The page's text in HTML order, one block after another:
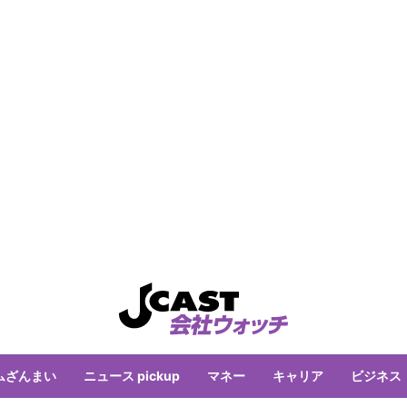
ざんまい ニュース pickup マネー キャリア ビジネス